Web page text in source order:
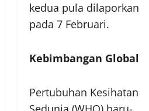
kedua pula dilaporkan
pada 7 Februari.
Kebimbangan Global
Pertubuhan Kesihatan